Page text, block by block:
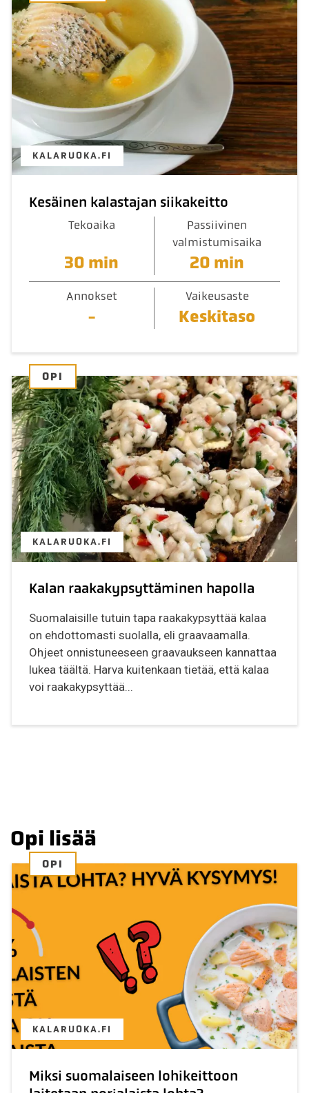
KALARUOKA.FI
Kesäinen kalastajan siikakeitto
Tekoaika
30 min
Passiivinen
valmistumisaika
20 min
Annokset
-
Vaikeusaste
Keskitaso
OPI
KALARUOKA.FI
Kalan raakakypsyttäminen hapolla
Suomalaisille tutuin tapa raakakypsyttää kalaa
on ehdottomasti suolalla, eli graavaamalla.
Ohjeet onnistuneeseen graavaukseen kannattaa
lukea täältä. Harva kuitenkaan tietää, että kalaa
voi raakakypsyttää...
Opi lisää
OPI
KALARUOKA.FI
Miksi suomalaiseen lohikeittoon